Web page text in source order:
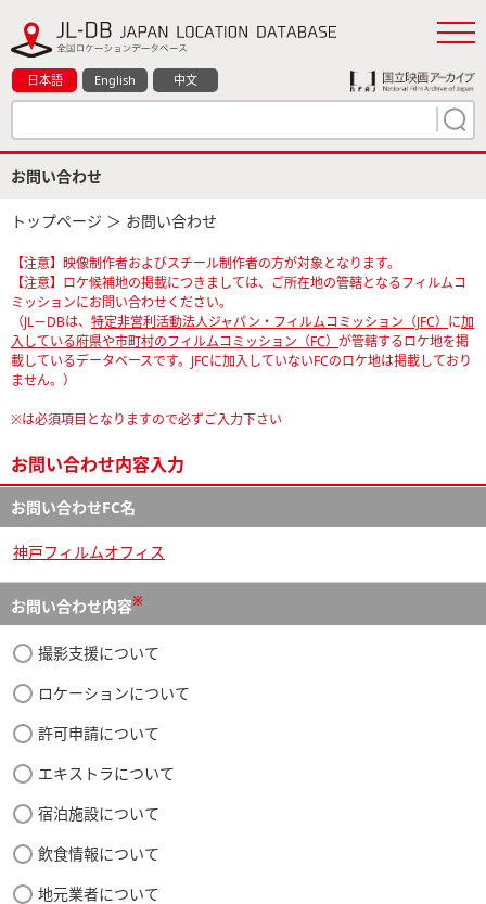
日本語 English 中文
お問い合わせ
トップページ ＞ お問い合わせ
【注意】映像制作者およびスチール制作者の方が対象となります。
【注意】ロケ候補地の掲載につきましては、ご所在地の管轄となるフィルムコ
ミッションにお問い合わせください。
（JL－DBは、 特定非営利活動法人ジャパン・フィルムコミッション（JFC） に加
入している府県や市町村のフィルムコミッション（FC） が管轄するロケ地を掲
載しているデータベースです。JFCに加入していないFCのロケ地は掲載しており
ません。）
※は必須項目となりますので必ずご入力下さい
お問い合わせ内容入力
お問い合わせFC名
神戸フィルムオフィス
お問い合わせ内容※
撮影支援について
ロケーションについて
許可申請について
エキストラについて
宿泊施設について
飲食情報について
地元業者について